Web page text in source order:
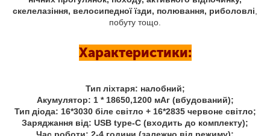
скелелазіння, велосипедної їзди, полювання, риболовлі
побуту тощо.
Характеристики:
Тип ліхтаря: налобний;
Акумулятор: 1 * 18650,1200 мАг (вбудований);
Тип діода: 16*3030 біле світло + 16*2835 червоне світло;
Заряджання від: USB type-C (входить до комплекту);
Час роботи: 2-4 години (залежно від режиму);